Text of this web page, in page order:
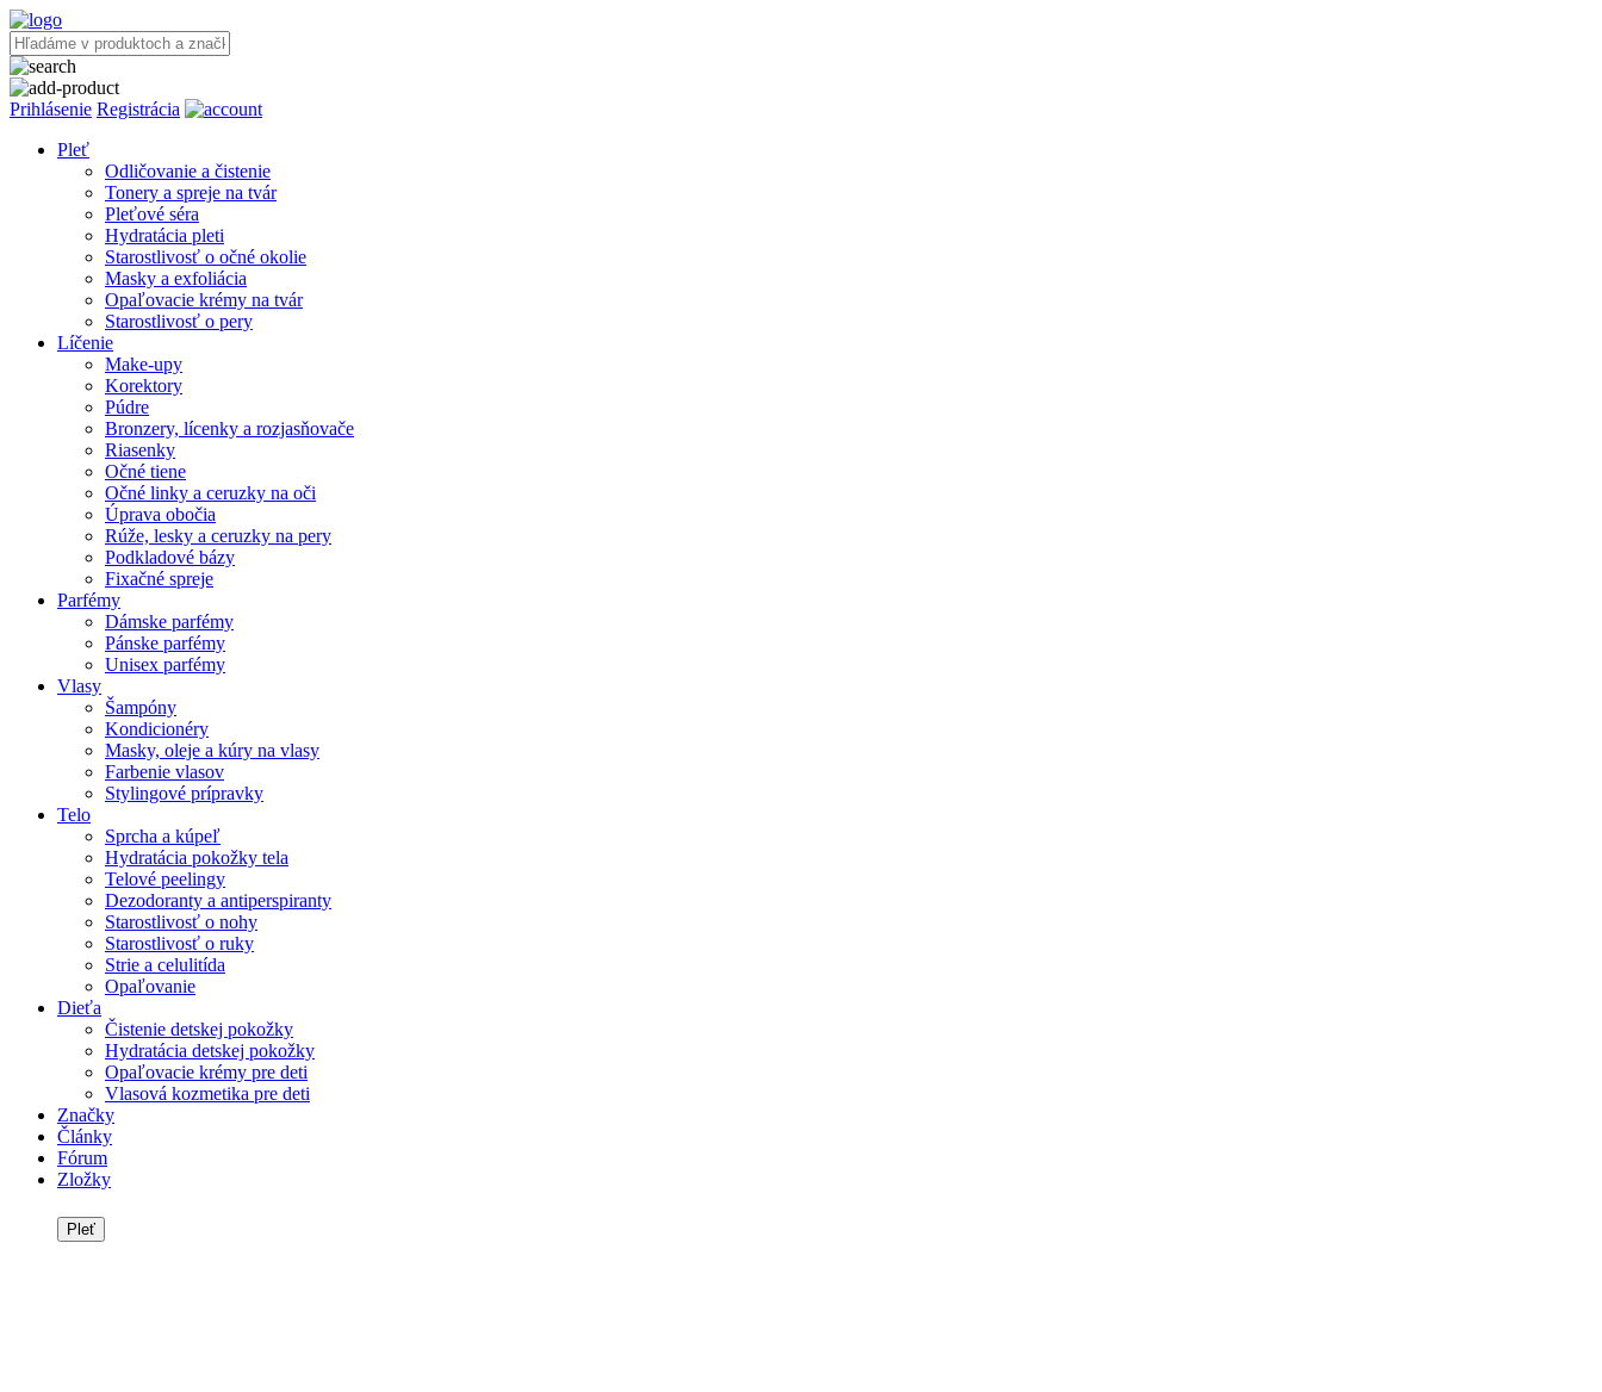
Prihlásenie Registrácia
Pleť
Odličovanie a čistenie
Tonery a spreje na tvár
Pleťové séra
Hydratácia pleti
Starostlivosť o očné okolie
Masky a exfoliácia
Opaľovacie krémy na tvár
Starostlivosť o pery
Líčenie
Make-upy
Korektory
Púdre
Bronzery, lícenky a rozjasňovače
Riasenky
Očné tiene
Očné linky a ceruzky na oči
Úprava obočia
Rúže, lesky a ceruzky na pery
Podkladové bázy
Fixačné spreje
Parfémy
Dámske parfémy
Pánske parfémy
Unisex parfémy
Vlasy
Šampóny
Kondicionéry
Masky, oleje a kúry na vlasy
Farbenie vlasov
Stylingové prípravky
Telo
Sprcha a kúpeľ
Hydratácia pokožky tela
Telové peelingy
Dezodoranty a antiperspiranty
Starostlivosť o nohy
Starostlivosť o ruky
Strie a celulitída
Opaľovanie
Dieťa
Čistenie detskej pokožky
Hydratácia detskej pokožky
Opaľovacie krémy pre deti
Vlasová kozmetika pre deti
Značky
Články
Fórum
Zložky
Pleť